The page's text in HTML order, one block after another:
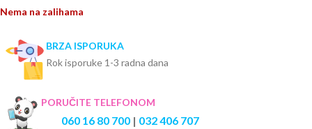
Nema na zalihama
BRZA ISPORUKA
Rok isporuke 1-3 radna dana
PORUČITE TELEFONOM
060 16 80 700 | 032 406 707